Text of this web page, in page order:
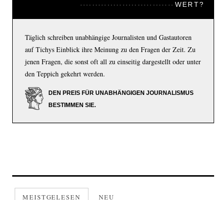
WERT?
Täglich schreiben unabhängige Journalisten und Gastautoren
auf Tichys Einblick ihre Meinung zu den Fragen der Zeit. Zu
jenen Fragen, die sonst oft all zu einseitig dargestellt oder unter
den Teppich gekehrt werden.
DEN PREIS FÜR UNABHÄNGIGEN JOURNALISMUS
BESTIMMEN SIE.
MEISTGELESEN NEU